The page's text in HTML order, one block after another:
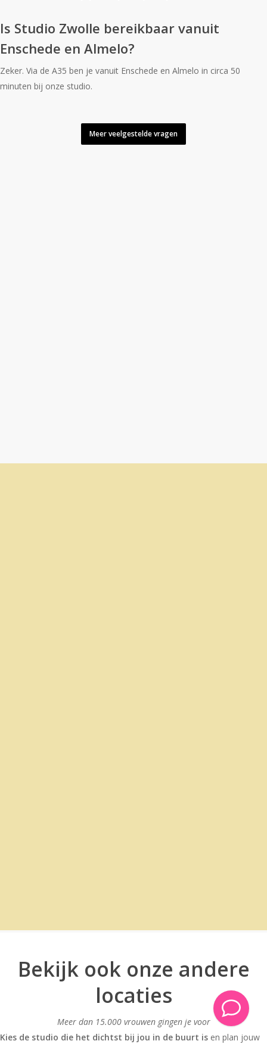
Is Studio Zwolle bereikbaar vanuit
Enschede en Almelo?
Zeker. Via de A35 ben je vanuit Enschede en Almelo in circa 50
minuten bij onze studio.
Meer veelgestelde vragen
Bekijk ook onze andere
locaties
Meer dan 15.000 vrouwen gingen je voor
Kies de studio die het dichtst bij jou in de buurt is en plan jouw